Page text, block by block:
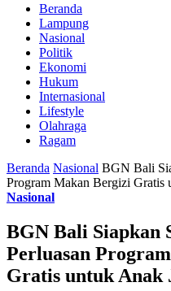
Beranda
Lampung
Nasional
Politik
Ekonomi
Hukum
Internasional
Lifestyle
Olahraga
Ragam
Beranda Nasional BGN Bali
Program Makan Bergizi Gratis
Nasional
BGN Bali Siapkan
Perluasan
Gratis untuk Anak